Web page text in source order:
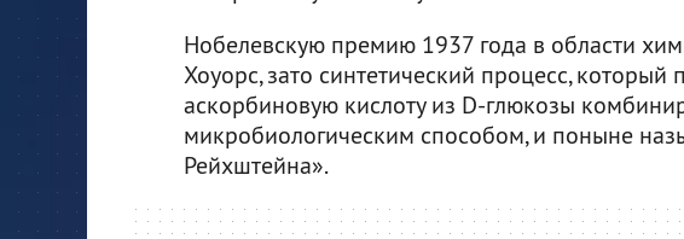
Нобелевскую премию 1937 года в области
Хоуорс, зато синтетический процесс, который
аскорбиновую кислоту из D-глюкозы
микробиологическим способом, и поныне
Рейхштейна».